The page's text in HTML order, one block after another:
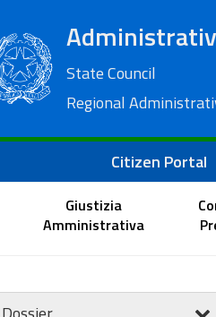
State Council
Regional
Citizen Portal
Giustizia
Amministrativa